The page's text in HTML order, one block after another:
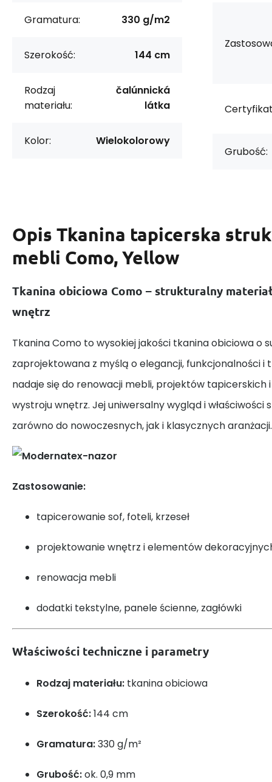
Gramatura: 330 g/m2
Szerokość: 144 cm
Rodzaj
materiału:
čalúnnická
látka
Kolor: Wielokolorowy
Grubość:
Opis Tkanina tapicerska
mebli Como, Yellow
Tkanina obiciowa Como – strukturalny
wnętrz
Tkanina Como to wysokiej jakości tkanina obiciowa o
zaprojektowana z myślą o elegancji, funkcjonalności i
nadaje się do renowacji mebli, projektów tapicerskich
wystroju wnętrz. Jej uniwersalny wygląd i właściwości
zarówno do nowoczesnych, jak i klasycznych aranżacji.
Zastosowanie:
tapicerowanie sof, foteli, krzeseł
projektowanie wnętrz i elementów
renowacja mebli
dodatki tekstylne, panele ścienne, zagłówki
Właściwości techniczne i parametry
Rodzaj materiału: tkanina obiciowa
Szerokość:144 cm
Gramatura:330 g/m²
Grubość:ok. 0,9 mm